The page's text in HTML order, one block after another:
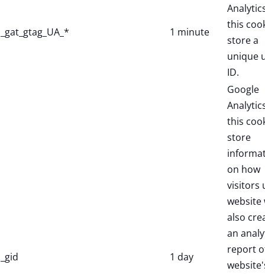
_gat_gtag_UA_* 1 minute
this
store a
unique
ID.
_gid 1 day
Google
this
store
on how
visitors
website
also
an
report